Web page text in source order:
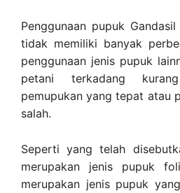
Penggunaan pupuk
tidak memiliki banyak
penggunaan jenis pupuk
petani terkadang
pemupukan yang tepat atau
salah.
Seperti yang telah
merupakan jenis pupuk
merupakan jenis pupuk